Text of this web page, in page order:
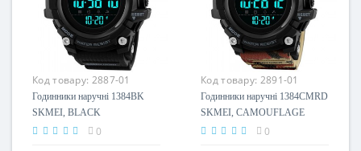
Код товару: 2887-01
Годинники наручні 1384BK
SKMEI, BLACK
0
Код товару: 2891-01
Годинники наручні 1384CMRD
SKMEI, CAMOUFLAGE
0